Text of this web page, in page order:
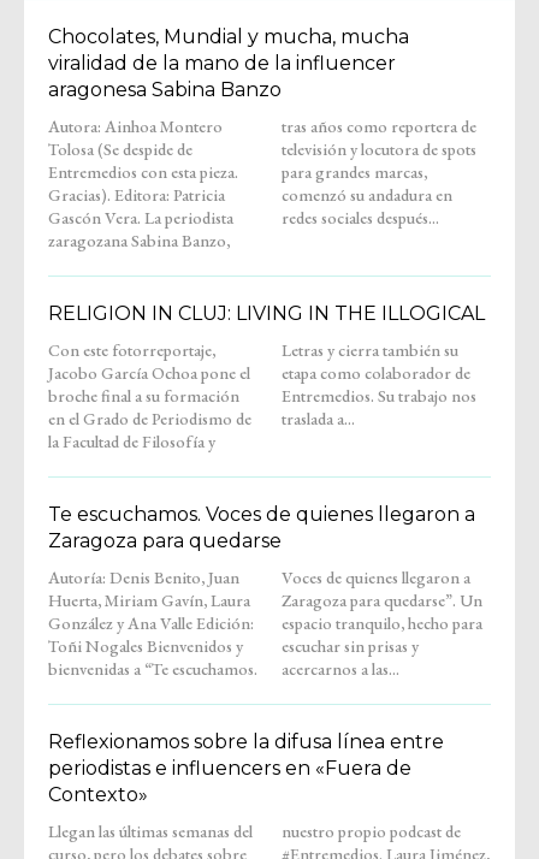
Chocolates, Mundial y mucha, mucha
viralidad de la mano de la influencer
aragonesa Sabina Banzo
Autora: Ainhoa Montero
Tolosa (Se despide de
Entremedios con esta pieza.
Gracias). Editora: Patricia
Gascón Vera. La periodista
zaragozana Sabina Banzo,
tras años como reportera de
televisión y locutora de spots
para grandes marcas,
comenzó su andadura en
redes sociales después...
RELIGION IN CLUJ: LIVING IN THE ILLOGICAL
Con este fotorreportaje,
Jacobo García Ochoa pone el
broche final a su formación
en el Grado de Periodismo de
la Facultad de Filosofía y
Letras y cierra también su
etapa como colaborador de
Entremedios. Su trabajo nos
traslada a...
Te escuchamos. Voces de quienes llegaron a
Zaragoza para quedarse
Autoría: Denis Benito, Juan
Huerta, Miriam Gavín, Laura
González y Ana Valle Edición:
Toñi Nogales Bienvenidos y
bienvenidas a “Te escuchamos.
Voces de quienes llegaron a
Zaragoza para quedarse”. Un
espacio tranquilo, hecho para
escuchar sin prisas y
acercarnos a las...
Reflexionamos sobre la difusa línea entre
periodistas e influencers en «Fuera de
Contexto»
Llegan las últimas semanas del
curso, pero los debates sobre
nuestro propio podcast de
#Entremedios. Laura Jiménez,